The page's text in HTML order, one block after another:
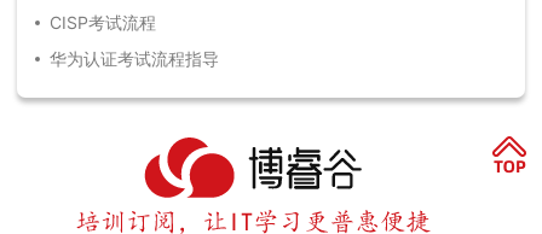
CISP考试流程
华为认证考试流程指导